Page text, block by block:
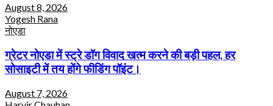
August 8, 2026
Yogesh Rana
नोएडा
ग्रेटर नोएडा में स्ट्रे डॉग विवाद खत्म करने की बड़ी पहल, हर
सोसाइटी में तय होंगे फीडिंग पॉइंट।
August 7, 2026